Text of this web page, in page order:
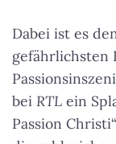
Dabei ist es
gefährlichsten
bei RTL ein
Passion